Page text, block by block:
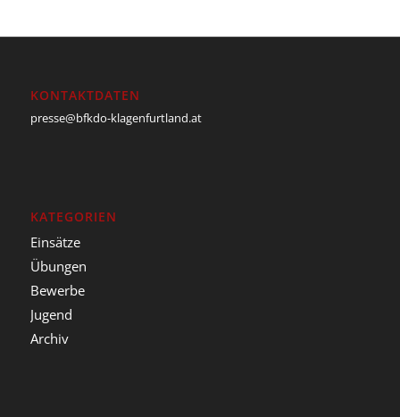
KONTAKTDATEN
presse@bfkdo-klagenfurtland.at
KATEGORIEN
Einsätze
Übungen
Bewerbe
Jugend
Archiv